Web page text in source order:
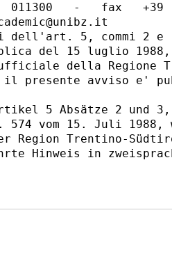
011300   -   fax
dell'art. 5, commi 2 e
del 15 luglio
della Regione
il presente avviso e'
5 Absätze 2 und
574 vom 15. Juli
Region Trentino-
Hinweis in